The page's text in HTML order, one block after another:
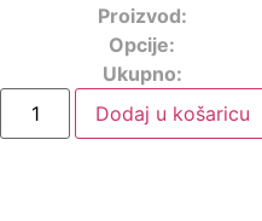
Proizvod:
Opcije:
Ukupno:
Dodaj u košaricu